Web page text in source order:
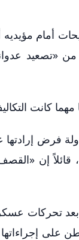
أمام مؤيديه
من «تصعيد
كانت
فرض إرادتها
قائلاً إن
تحركات
على